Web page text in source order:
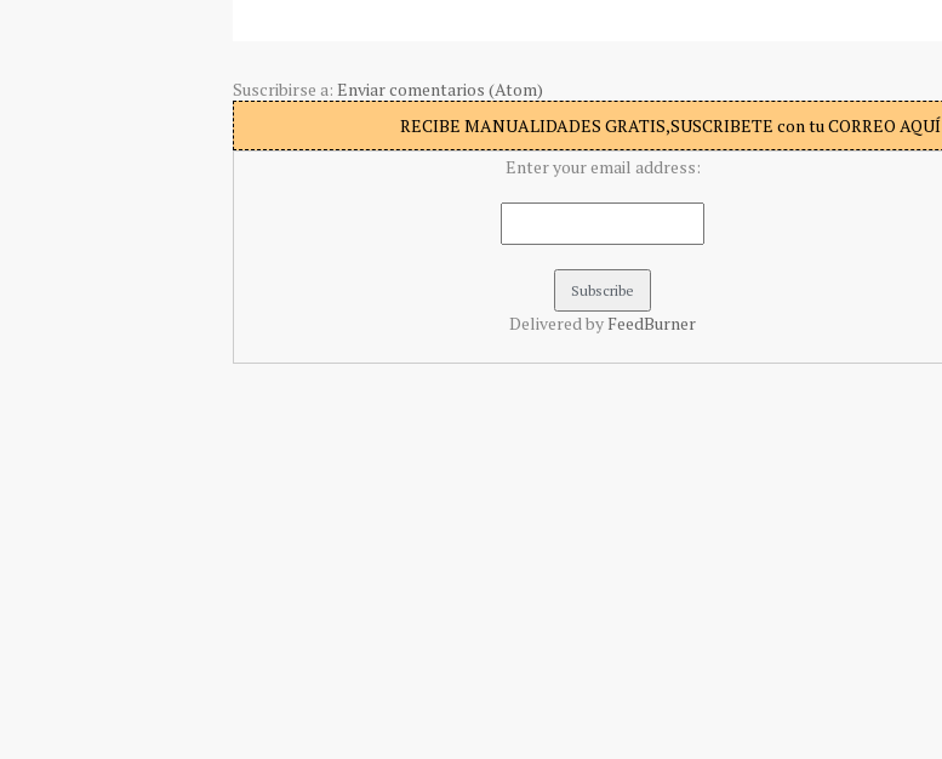
Suscribirse a: Enviar comentarios (Atom)
RECIBE MANUALIDADES GRATIS,SUSCRIBETE con tu CORREO AQUÍ
Enter your email address:
Delivered by FeedBurner